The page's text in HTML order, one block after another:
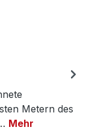
Metern des
Mehr